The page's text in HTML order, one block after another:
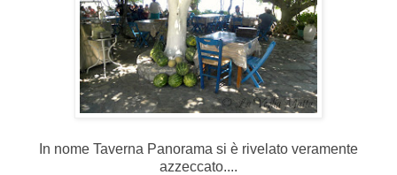
In nome Taverna Panorama si è rivelato veramente
azzeccato....